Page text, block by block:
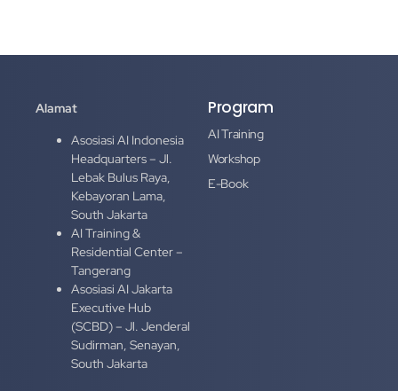
Alamat
Asosiasi AI Indonesia
Headquarters – Jl.
Lebak Bulus Raya,
Kebayoran Lama,
South Jakarta
AI Training &
Residential Center –
Tangerang
Asosiasi AI Jakarta
Executive Hub
(SCBD) – Jl. Jenderal
Sudirman, Senayan,
South Jakarta
Program
AI Training
Workshop
E-Book